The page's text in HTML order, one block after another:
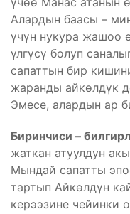
Алардын баасы –
үчүн нукура жашоо
үлгүсү болуп
сапаттын бир
жаранды айкөлдүк
Эмесе, алардын ар
Биринчиси –
жаткан атуулдун
Мындай сапатты
тартып Айкөлдүн
керээзине чейинки